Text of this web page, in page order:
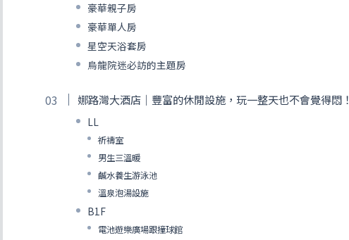
豪華親子房
豪華單人房
星空天浴套房
烏龍院迷必訪的主題房
娜路灣大酒店｜豐富的休閒設施，玩一整天也不會覺得悶！
LL
祈禱室
男生三溫暖
鹹水養生游泳池
溫泉泡湯設施
B1F
電池遊樂廣場跟撞球館